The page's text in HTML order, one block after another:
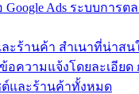
Google Ads ระบบการ
ละร้านค้า สำเนาที่น่าสน
อความแจ้งโดยละเอีย
และร้านค้าทั้งหมด